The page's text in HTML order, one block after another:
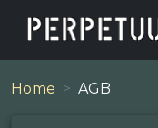
Home AGB